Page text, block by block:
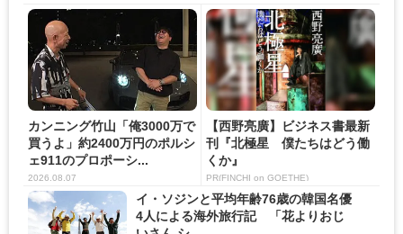
カンニング竹山「俺3000万で
買うよ」約2400万円のポルシ
ェ911のプロポーシ...
2026.08.07
【西野亮廣】ビジネス書最新
刊『北極星 僕たちはどう働
くか』
PR(FINCHI on GOETHE)
イ・ソジンと平均年齢76歳の韓国名優
4人による海外旅行記 「花よりおじ